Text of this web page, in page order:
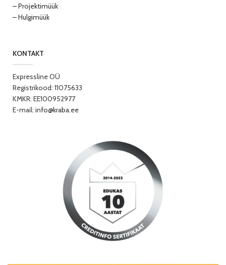
– Projektimüük
– Hulgimüük
KONTAKT
Expressline OÜ
Registrikood: 11075633
KMKR: EE100952977
E-mail: info@kraba.ee